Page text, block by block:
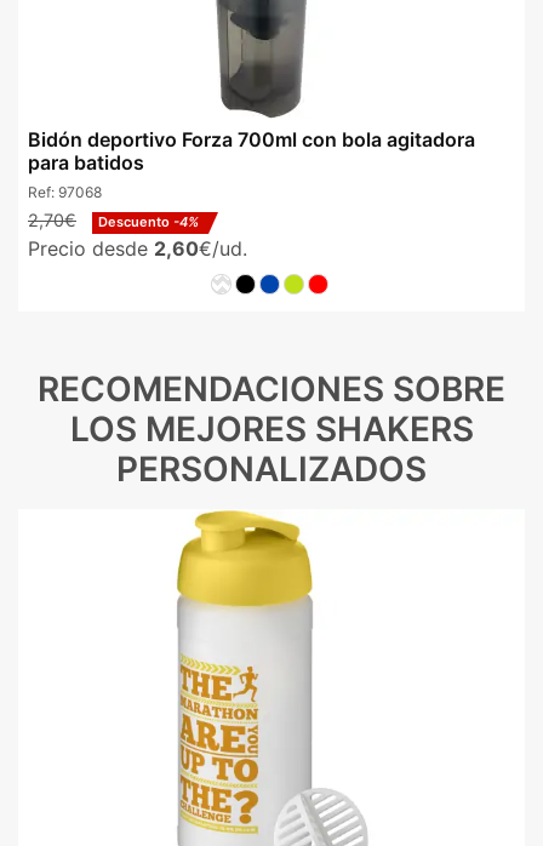
Bidón deportivo Forza 700ml con bola agitadora
para batidos
Ref: 97068
2,70€ Descuento -4%
Precio desde 2,60€/ud.
RECOMENDACIONES SOBRE
LOS MEJORES SHAKERS
PERSONALIZADOS